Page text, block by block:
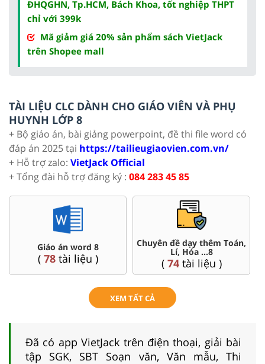
ĐHQGHN, Tp.HCM, Bách Khoa, tốt nghiệp THPT
chỉ với 399k
Mã giảm giá 20% sản phẩm sách VietJack
trên Shopee mall
TÀI LIỆU CLC DÀNH CHO GIÁO VIÊN VÀ PHỤ
HUYNH LỚP 8
+ Bộ giáo án, bài giảng powerpoint, đề thi file word có
đáp án 2025 tại https://tailieugiaovien.com.vn/
+ Hỗ trợ zalo: VietJack Official
+ Tổng đài hỗ trợ đăng ký : 084 283 45 85
Chuyên đề dạy thêm Toán,
Lí, Hóa ...8
(74tài liệu )
Đề thi HSG 8
(5tài liệu )
XEM TẤT CẢ
Đã có app VietJack trên điện thoại, giải bài
tập SGK, SBT Soạn văn, Văn mẫu, Thi